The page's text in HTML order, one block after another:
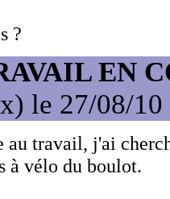
?
EN
le 27/08/10
au travail, j'ai
à vélo du boulot.